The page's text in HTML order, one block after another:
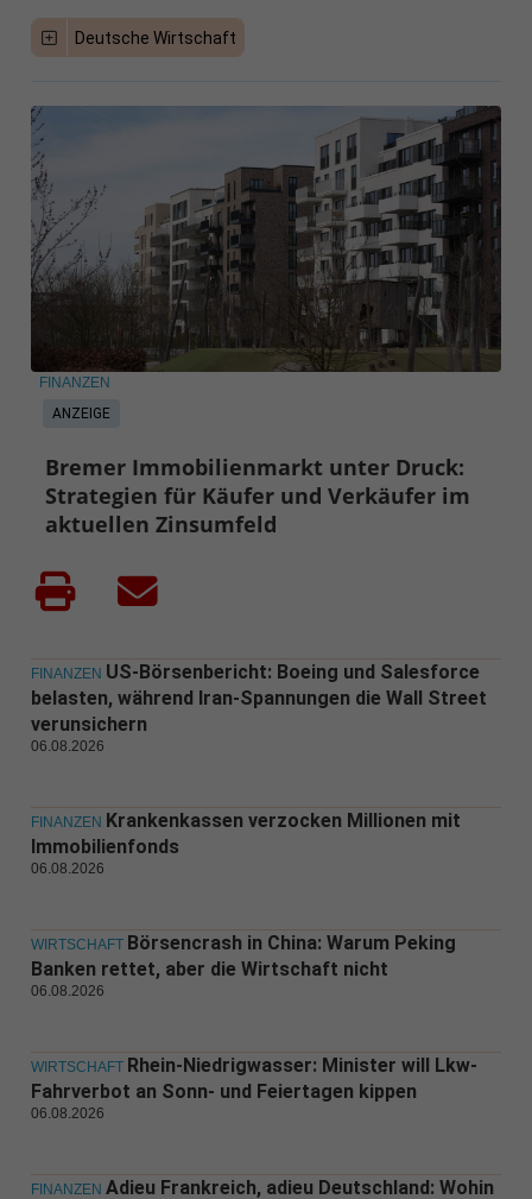
Deutsche Wirtschaft
ANZEIGE
FINANZEN
Bremer Immobilienmarkt unter Druck:
Strategien für Käufer und Verkäufer im
aktuellen Zinsumfeld
FINANZEN US-Börsenbericht: Boeing und Salesforce
belasten, während Iran-Spannungen die Wall Street
verunsichern
06.08.2026
FINANZEN Krankenkassen verzocken Millionen mit
Immobilienfonds
06.08.2026
WIRTSCHAFT Börsencrash in China: Warum Peking
Banken rettet, aber die Wirtschaft nicht
06.08.2026
WIRTSCHAFT Rhein-Niedrigwasser: Minister will Lkw-
Fahrverbot an Sonn- und Feiertagen kippen
06.08.2026
FINANZEN Adieu Frankreich, adieu Deutschland: Wohin